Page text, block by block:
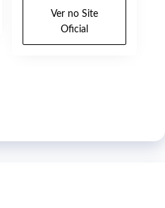
Ver no Site
Oficial